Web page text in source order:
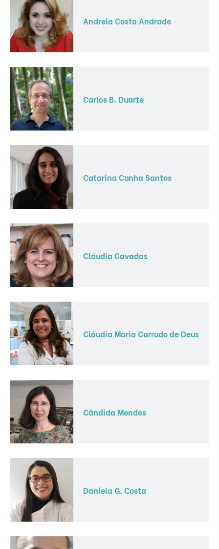
Andreia Costa Andrade
Carlos B. Duarte
Catarina Cunha Santos
Cláudia Cavadas
Cláudia Maria Carrudo de Deus
Cândida Mendes
Daniela G. Costa